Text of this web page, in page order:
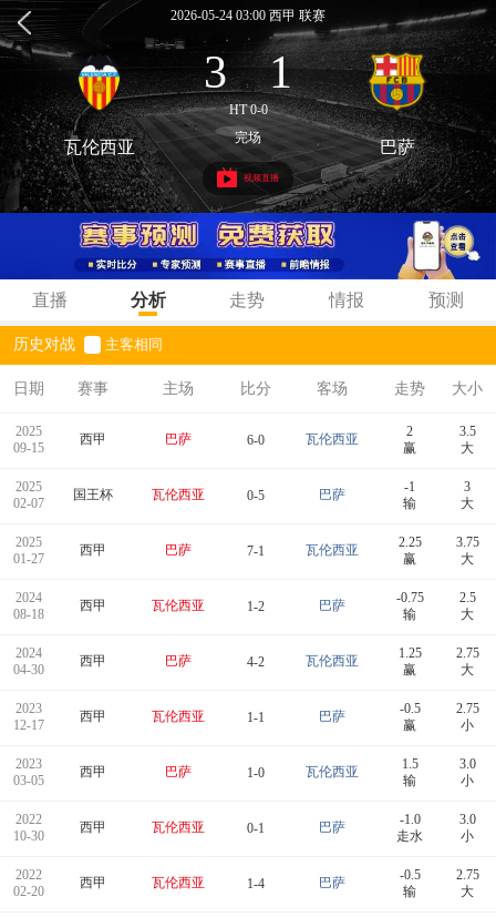
2026-05-24 03:00 西甲 联赛
3 : 1
HT 0-0
瓦伦西亚 完场 巴萨
视频直播
直播 分析 走势 情报 预测
历史对战 主客相同
日期 赛事 主场 比分 客场 走势 大小
2025
09-15
西甲 巴萨 6-0 瓦伦西亚
2
赢
3.5
大
2025
02-07
国王杯 瓦伦西亚 0-5 巴萨
-1
输
3
大
2025
01-27
西甲 巴萨 7-1 瓦伦西亚
2.25
赢
3.75
大
2024
08-18
西甲 瓦伦西亚 1-2 巴萨
-0.75
输
2.5
大
2024
04-30
西甲 巴萨 4-2 瓦伦西亚
1.25
赢
2.75
大
2023
12-17
西甲 瓦伦西亚 1-1 巴萨
-0.5
赢
2.75
小
2023
03-05
西甲 巴萨 1-0 瓦伦西亚
1.5
输
3.0
小
2022
10-30
西甲 瓦伦西亚 0-1 巴萨
-1.0
走水
3.0
小
2022
02-20
西甲 瓦伦西亚 1-4 巴萨
-0.5
输
2.75
大